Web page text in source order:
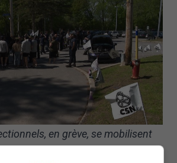
en grève, se mobilisent